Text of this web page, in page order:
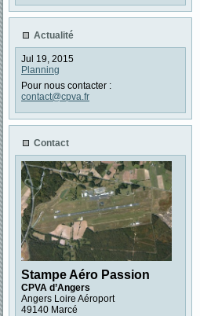
Actualité
Jul 19, 2015
Planning
Pour nous contacter :
contact@cpva.fr
Contact
Stampe Aéro Passion
CPVA d’Angers
Angers Loire Aéroport
49140 Marcé